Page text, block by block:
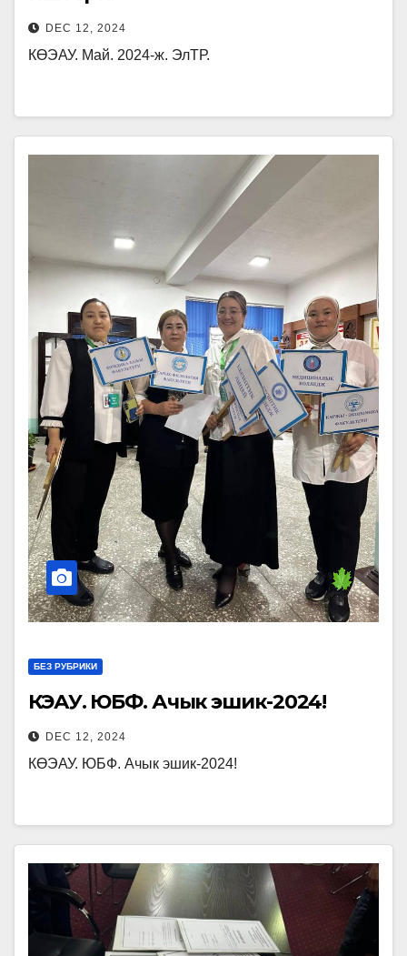
рамках недели пройдут
бесплатные юридические
мероприятия под названием
«Знай свои права!».♦️
Торжественное открытие
недели продолжилось игрой
«Кол үзүмдөрү» с участием
ректора, в ходе которой
участники, правильно
ответившие на вопросы, были
награждены подарками от
факультета.
Также активное
участие приняли проректор по
социальным вопросам и
государственному языку Сыргак
Сарыков, руководство и
преподаватели, которые
отвечали на вопросы по правам
человека и были отмечены
DEC 12, 2024
КӨЭАУ. Май. 2024-ж. ЭлТР.
БЕЗ РУБРИКИ
КӨЭАУ. ЮБФ. Ачык эшик-2024!
DEC 12, 2024
КӨЭАУ. ЮБФ. Ачык эшик-2024!